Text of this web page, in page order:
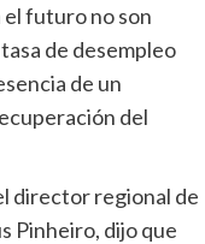
el futuro no son
de desempleo
de un
del
director regional de
Pinheiro, dijo que